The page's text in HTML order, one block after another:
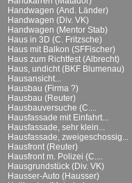
Handwagen (And. Länder)
Handwagen (Div. VK)
Handwagen (Mentor Stab)
Haus in 3D (C. Fritzsche)
Haus mit Balkon (SFFischer)
Haus zum Richtfest (Albrecht)
Haus, undicht (BKF Blumenau)
Hausansicht...
Hausbau (Firma ?)
Hausbau (Reuter)
Hausbauversuche (C....
Hausfassade mit Einfahrt...
Hausfassade, sehr klein...
Hausfassade, zweigeschossig...
Hausfront (Reuter)
Hausfront m. Polizei (C....
Hausgrundstück (Div. VK)
Hausser-Auto (Hausser)